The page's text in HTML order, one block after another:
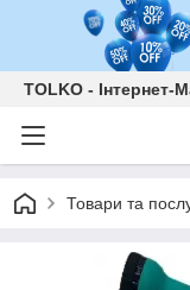
TOLKO - Інтернет-
Товари та